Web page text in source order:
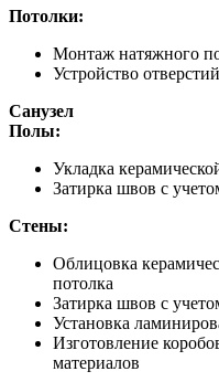
Потолки:
Монтаж натяжного
Устройство
Санузел
Полы:
Укладка
Затирка швов с
Стены:
Облицовка
потолка
Затирка швов с
Установка
Изготовление
материалов